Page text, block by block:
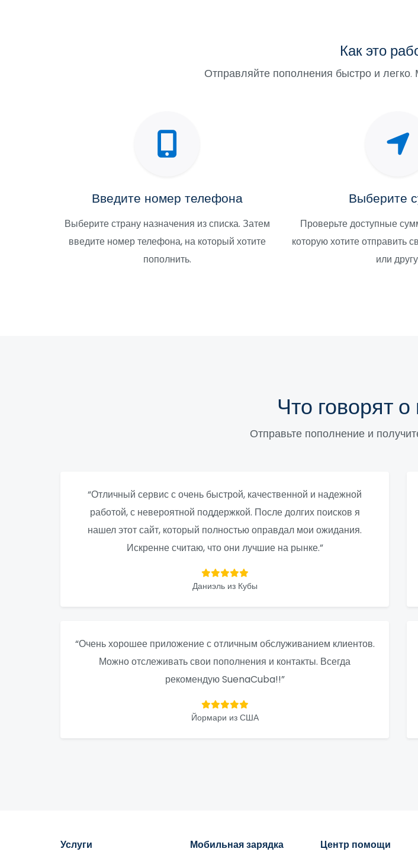
Как это
Отправляйте пополнения быстро и
Введите номер телефона
Выберите страну назначения из списка. Затем
введите номер телефона, на который хотите
пополнить.
Выберите
Проверьте доступные
которую хотите отправить
или
Что говорят
Отправьте пополнение и
“Отличный сервис с очень быстрой, качественной и надежной
работой, с невероятной поддержкой. После долгих поисков я
нашел этот сайт, который полностью оправдал мои ожидания.
Искренне считаю, что они лучшие на рынке.”
Даниэль из Кубы
“Очень хорошее приложение с отличным обслуживанием клиентов.
Можно отслеживать свои пополнения и контакты. Всегда
рекомендую SuenaCuba!!”
Йормари из США
Услуги Мобильная зарядка Центр помощи